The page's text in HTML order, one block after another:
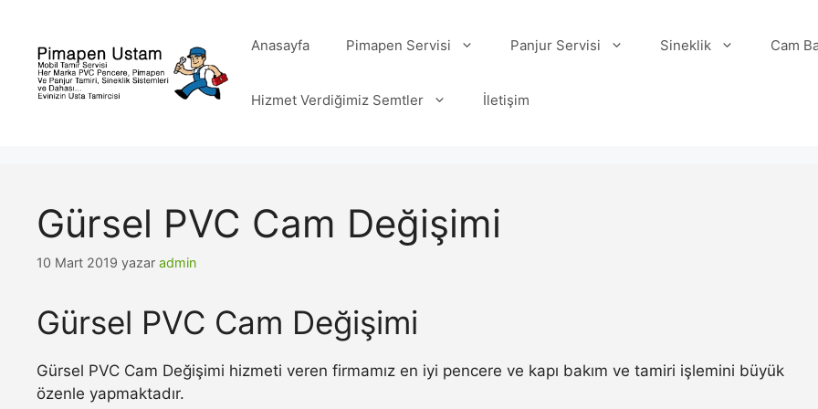
Anasayfa Pimapen Servisi Panjur Servisi Sineklik Cam
Hizmet Verdiğimiz Semtler İletişim
Gürsel PVC Cam Değişimi
10 Mart 2019 yazar admin
Gürsel PVC Cam Değişimi
Gürsel PVC Cam Değişimi hizmeti veren firmamız en iyi pencere ve kapı bakım ve tamiri işlemini büyük
özenle yapmaktadır.